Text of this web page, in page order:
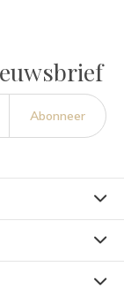
Abonneer